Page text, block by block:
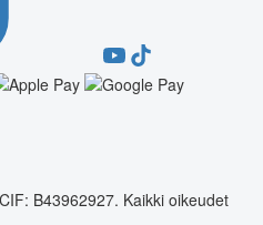
B43962927. Kaikki oikeudet